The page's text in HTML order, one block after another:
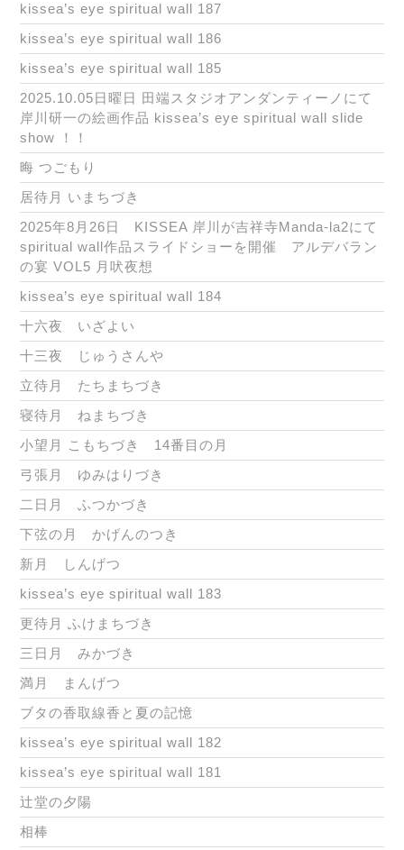
kissea’s eye spiritual wall 187
kissea’s eye spiritual wall 186
kissea’s eye spiritual wall 185
2025.10.05日曜日 田端スタジオアンダンティーノにて
岸川研一の絵画作品 kissea’s eye spiritual wall slide
show ！！
晦 つごもり
居待月 いまちづき
2025年8月26日 KISSEA 岸川が吉祥寺Manda-la2にて
spiritual wall作品スライドショーを開催 アルデバラン
の宴 VOL5 月吠夜想
kissea’s eye spiritual wall 184
十六夜 いざよい
十三夜 じゅうさんや
立待月 たちまちづき
寝待月 ねまちづき
小望月 こもちづき 14番目の月
弓張月 ゆみはりづき
二日月 ふつかづき
下弦の月 かげんのつき
新月 しんげつ
kissea’s eye spiritual wall 183
更待月 ふけまちづき
三日月 みかづき
満月 まんげつ
ブタの香取線香と夏の記憶
kissea’s eye spiritual wall 182
kissea’s eye spiritual wall 181
辻堂の夕陽
相棒